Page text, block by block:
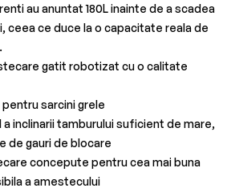
au anuntat 180L inainte de a scadea
ceea ce duce la o capacitate reala de
gatit robotizat cu o calitate
sarcini grele
inclinarii tamburului suficient de mare,
de gauri de blocare
concepute pentru cea mai buna
a amestecului